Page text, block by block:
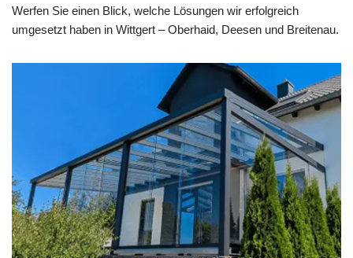
Werfen Sie einen Blick, welche Lösungen wir erfolgreich
umgesetzt haben in Wittgert – Oberhaid, Deesen und Breitenau.